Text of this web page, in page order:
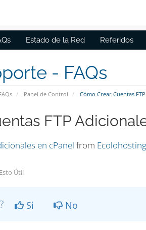
Estado de la Red Referidos
- FAQs
Panel de Control Cómo Crear Cuentas
FTP
en cPanel from Ecolohosting
Útil
Si No